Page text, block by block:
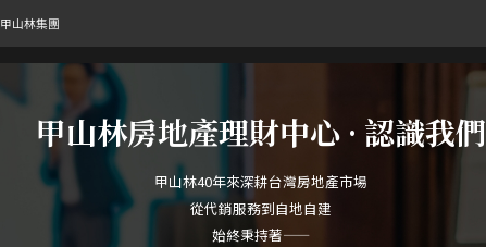
甲山林集團
甲山林房地產理財中心 認識我們
甲山林40年來深耕台灣房地產市場
從代銷服務到自地自建
始終秉持著——